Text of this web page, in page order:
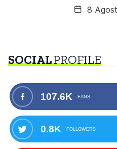
8
SOCIALPROFILE
107.6K FANS
0.8K FOLLOWERS